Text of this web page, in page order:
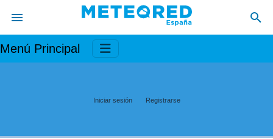
Menú Principal
Iniciar sesión Registrarse